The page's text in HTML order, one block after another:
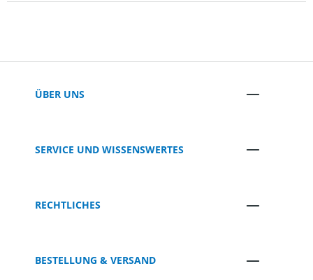
ÜBER UNS
SERVICE UND WISSENSWERTES
RECHTLICHES
BESTELLUNG & VERSAND